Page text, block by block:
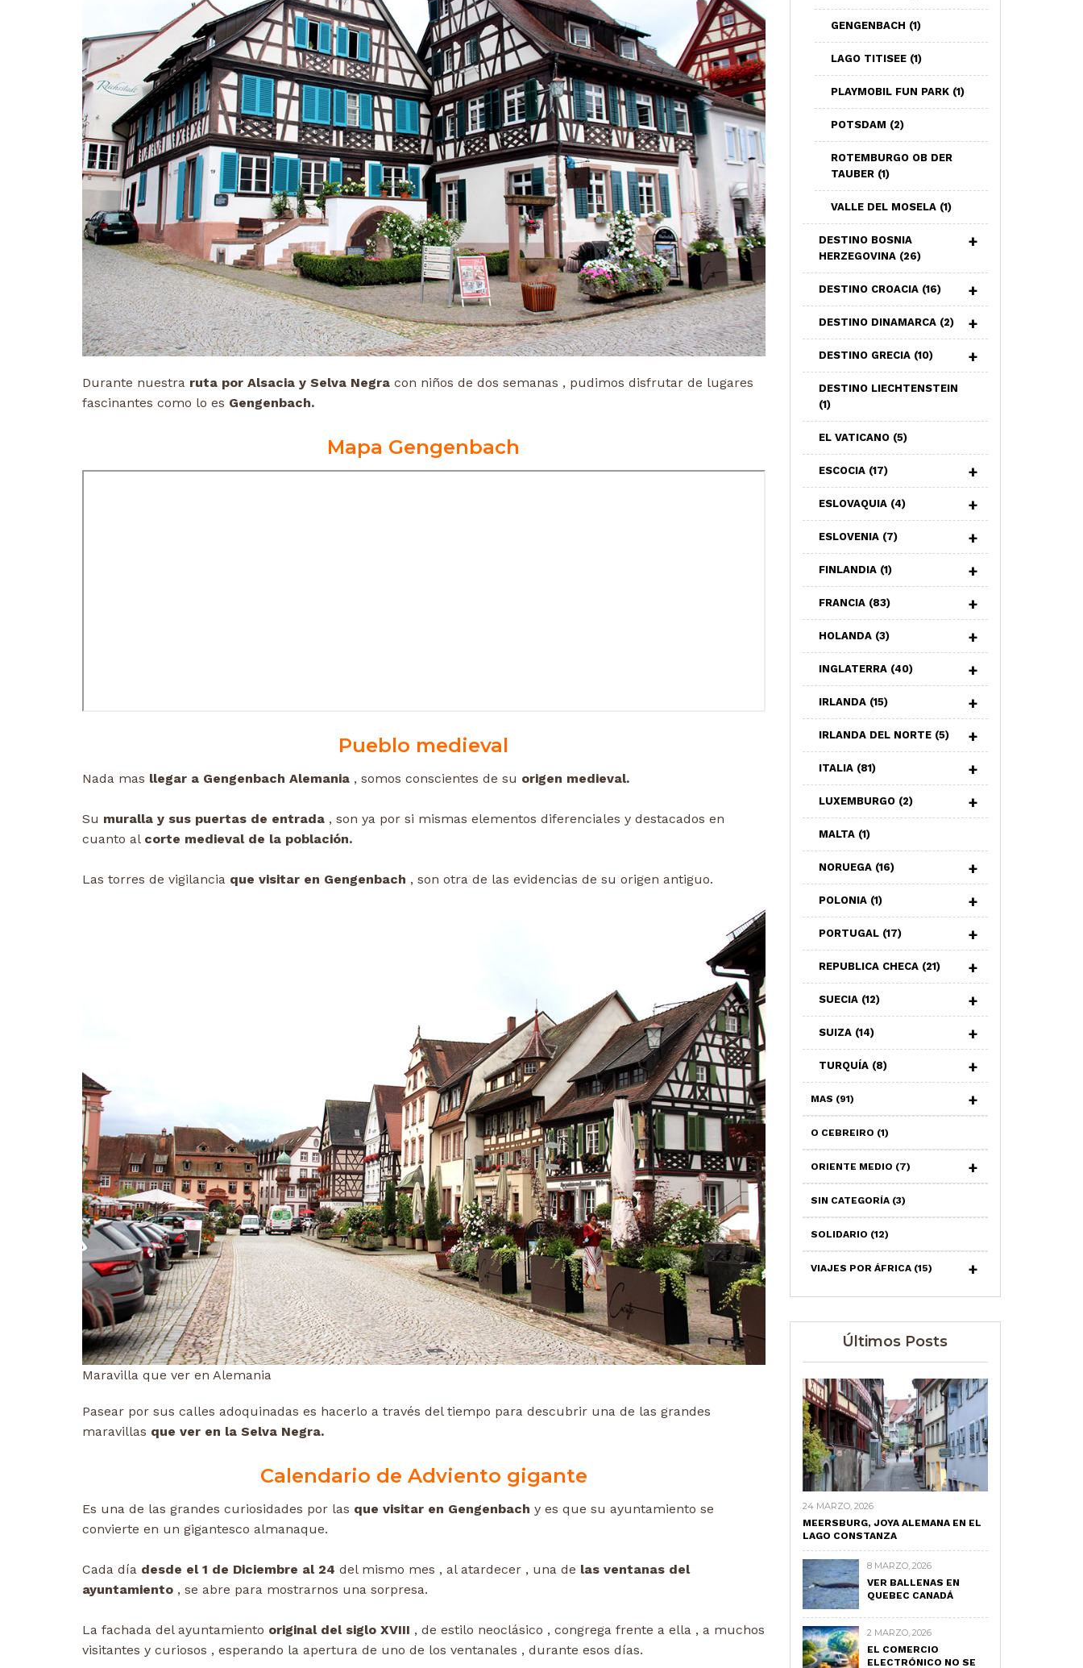
Durante nuestra ruta por Alsacia y Selva Negra con niños de dos semanas , pudimos disfrutar de lugares
fascinantes como lo es Gengenbach.
Mapa Gengenbach
Pueblo medieval
Nada mas llegar a Gengenbach Alemania , somos conscientes de su origen medieval.
Su muralla y sus puertas de entrada , son ya por si mismas elementos diferenciales y destacados en
cuanto al corte medieval de la población.
Las torres de vigilancia que visitar en Gengenbach , son otra de las evidencias de su origen antiguo.
Maravilla que ver en Alemania
Pasear por sus calles adoquinadas es hacerlo a través del tiempo para descubrir una de las grandes
maravillas que ver en la Selva Negra.
Calendario de Adviento gigante
Es una de las grandes curiosidades por las que visitar en Gengenbach y es que su ayuntamiento se
convierte en un gigantesco almanaque.
Cada día desde el 1 de Diciembre al 24 del mismo mes , al atardecer , una de las ventanas del
ayuntamiento , se abre para mostrarnos una sorpresa.
La fachada del ayuntamiento original del siglo XVIII , de estilo neoclásico , congrega frente a ella , a muchos
visitantes y curiosos , esperando la apertura de uno de los ventanales , durante esos días.
GENGENBACH (1)
LAGO TITISEE (1)
PLAYMOBIL FUN PARK (1)
POTSDAM (2)
ROTEMBURGO OB DER
TAUBER (1)
VALLE DEL MOSELA (1)
DESTINO BOSNIA
HERZEGOVINA (26)
DESTINO CROACIA (16)
DESTINO DINAMARCA (2)
DESTINO GRECIA (10)
DESTINO LIECHTENSTEIN
(1)
EL VATICANO (5)
ESCOCIA (17)
ESLOVAQUIA (4)
ESLOVENIA (7)
FINLANDIA (1)
FRANCIA (83)
HOLANDA (3)
INGLATERRA (40)
IRLANDA (15)
IRLANDA DEL NORTE (5)
ITALIA (81)
LUXEMBURGO (2)
MALTA (1)
NORUEGA (16)
POLONIA (1)
PORTUGAL (17)
REPUBLICA CHECA (21)
SUECIA (12)
SUIZA (14)
TURQUÍA (8)
MAS (91)
O CEBREIRO (1)
ORIENTE MEDIO (7)
SIN CATEGORÍA (3)
SOLIDARIO (12)
VIAJES POR ÁFRICA (15)
Últimos Posts
24 MARZO, 2026
MEERSBURG, JOYA ALEMANA EN EL
LAGO CONSTANZA
8 MARZO, 2026
VER BALLENAS EN
QUEBEC CANADÁ
2 MARZO, 2026
EL COMERCIO
ELECTRÓNICO NO SE